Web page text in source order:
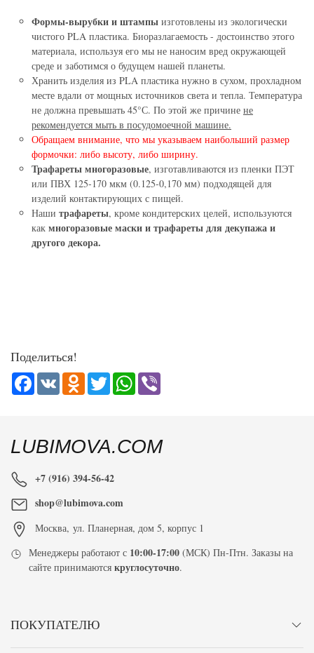
Формы-вырубки и штампы изготовлены из экологически
чистого PLA пластика. Биоразлагаемость - достоинство этого
материала, используя его мы не наносим вред окружающей
среде и заботимся о будущем нашей планеты.
Хранить изделия из PLA пластика нужно в сухом, прохладном
месте вдали от мощных источников света и тепла. Температура
не должна превышать 45°С. По этой же причине не
рекомендуется мыть в посудомоечной машине.
Обращаем внимание, что мы указываем наибольший размер
формочки: либо высоту, либо ширину.
Трафареты многоразовые, изготавливаются из пленки ПЭТ
или ПВХ 125-170 мкм (0.125-0,170 мм) подходящей для
изделий контактирующих с пищей.
Наши трафареты, кроме кондитерских целей, используются
как многоразовые маски и трафареты для декупажа и
другого декора.
Поделиться!
Facebook
VK Odnoklassniki
TwitterWhatsApp
LUBIMOVA.COM
+7 (916) 394-56-42
shop@lubimova.com
Москва, ул. Планерная, дом 5, корпус 1
Менеджеры работают с 10:00-17:00 (МСК) Пн-Птн. Заказы на
сайте принимаютсякруглосуточно.
ПОКУПАТЕЛЮ